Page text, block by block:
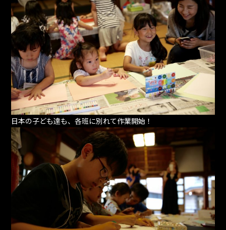
日本の子ども達も、各班に別れて作業開始！